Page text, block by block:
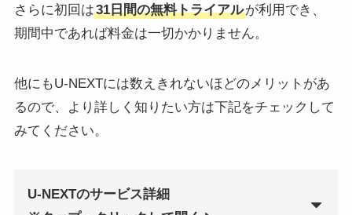
さらに初回は31日間の無料トライアルが利用でき、
期間中であれば料金は一切かかりません。
他にもU-NEXTには数えきれないほどのメリットがあ
るので、より詳しく知りたい方は下記をチェックして
みてください。
U-NEXTのサービス詳細